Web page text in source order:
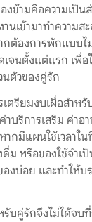
งข้ามคือความเป็น
นเข้ามาทำความส
ากต้องการพักแบบ
เจนตั้งแต่แรก เพื่
นตัวของคู่รัก
เตรียมงบเผื่อสำหรั
บริการเสริม ค่าอ
ากมีแผนใช้เวลาใ
ม หรือของใช้จำเ
งบ่อย และทำให้บ
รับคู่รักจึงไม่ได้จบ